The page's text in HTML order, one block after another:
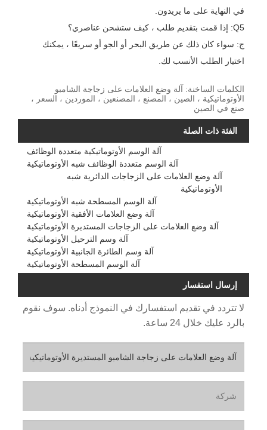
في النهاية على ما يريدون.
Q5: إذا قمت بتقديم طلب ، كيف ستشحن عناصري؟
ج: سواء كان ذلك عن طريق البحر أو الجو أو سريعًا ، يمكنك
اختيار الطلب الأنسب لك.
الكلمات الساخنة: آلة وضع العلامات على زجاجة الشامبو
الأوتوماتيكية ، الصين ، المصنع ، المصنعين ، الموردين ، السعر ،
صنع في الصين
الفئة ذات الصلة
آلة الوسم الأوتوماتيكية متعددة الوظائف
آلة الوسم متعددة الوظائف شبه الأوتوماتيكية
آلة وضع العلامات على الزجاجات الدائرية شبه
الأوتوماتيكية
آلة الوسم المسطحة شبه الأوتوماتيكية
آلة وضع العلامات الأفقية الأوتوماتيكية
آلة وضع العلامات على الزجاجات المستديرة الأوتوماتيكية
آلة وسم الترحيل الأوتوماتيكية
آلة وسم الطائرة الجانبية الأوتوماتيكية
آلة الوسم المسطحة الأوتوماتيكية
إرسال استفسار
لا تتردد في تقديم استفسارك في النموذج أدناه. سوف نقوم
بالرد عليك خلال 24 ساعة.